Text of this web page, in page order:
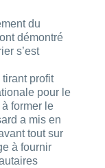
du
démontré
s’est
profit
pour le
former le
a mis en
tout sur
à fournir